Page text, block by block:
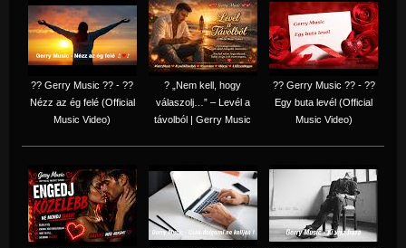
?? Gerry Music ?? - ??
Nézz az ég felé (Official
Music Video)
? „Nem kell, hogy
válaszolj…” – Levél a
távolból | Gerry Music
?? Gerry Music ?? - ??
Egy buta levél (Official
Music Video)